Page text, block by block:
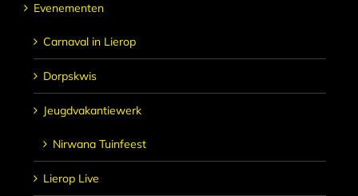
Evenementen
Carnaval in Lierop
Dorpskwis
Jeugdvakantiewerk
Nirwana Tuinfeest
Lierop Live